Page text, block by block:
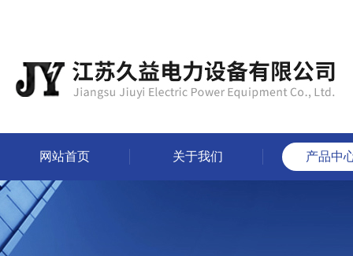
网站首页 关于我们 产品中